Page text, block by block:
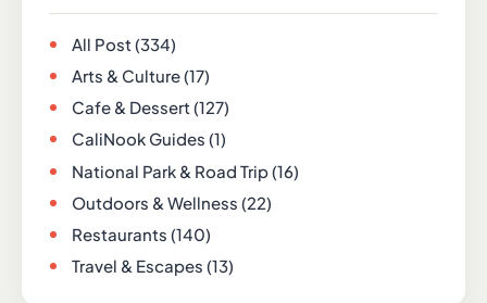
All Post(334)
Arts & Culture(17)
Cafe & Dessert(127)
CaliNook Guides (1)
National Park & Road Trip(16)
Outdoors & Wellness (22)
Restaurants (140)
Travel & Escapes (13)